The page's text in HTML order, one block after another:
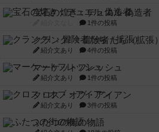
宝石の煌き：デュエル 偽造者
1件の投稿
クランク! ：冒険者たち（拡張）
紹介文あり 4件の投稿
マーケットフレッシュ
紹介文あり 1件の投稿
クロス・オブ・アイアン
紹介文あり 3件の投稿
ふたつの街の物語